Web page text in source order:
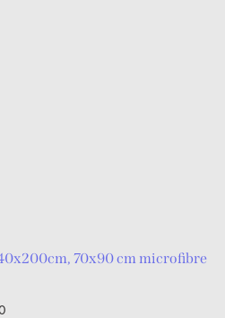
70x90 cm microfibre